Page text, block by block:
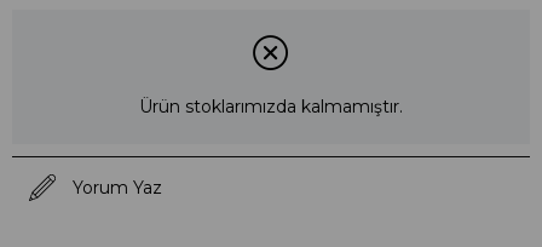
Ürün stoklarımızda kalmamıştır.
Yorum Yaz